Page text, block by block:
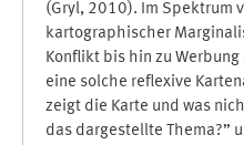
(Gryl, 2010). Im Spektrum
kartographischer
Konflikt bis hin zu
eine solche reflexive
zeigt die Karte und was
das dargestellte Thema?”